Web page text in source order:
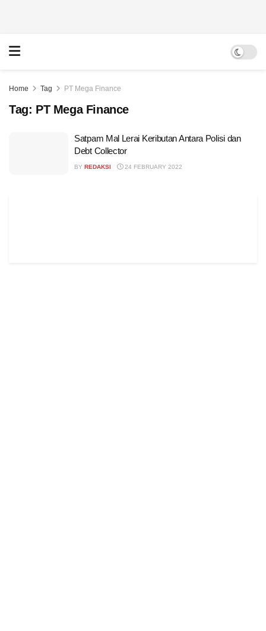
Home Tag PT Mega Finance
Tag: PT Mega Finance
Satpam Mal Lerai Keributan Antara Polisi dan
Debt Collector
BY REDAKSI 24 FEBRUARY 2022